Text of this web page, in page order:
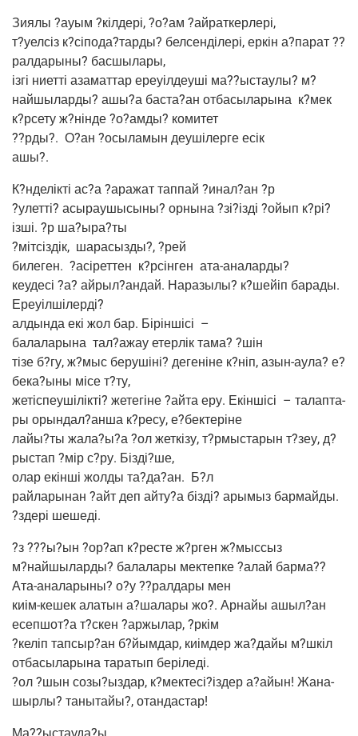
Зия­лы ?ауым ?кіл­дері, ?о?ам ?айрат­кер­лері,
т?уелсіз к?сіпода?тарды? бел­сен­ділері, еркін а?парат ??
рал­да­ры­ны? басшылары,
ізгі ниет­ті аза­мат­тар ере­уіл­де­уші ма??ыстаулы? м?
найшыларды? ашы?а баста?ан отба­сы­ла­ры­на к?мек
к?рсету ж?нінде ?о?амды? комитет
??рды?. О?ан ?осы­ла­мын деушілер­ге есік
ашы?.
К?нделікті ас?а ?ара­жат тап­пай ?инал?ан ?р
?улет­ті? асы­ра­у­шы­сы­ны? орны­на ?зі?ізді ?ойып к?рі?
ізші. ?р ша?ыра?ты
?міт­сіздік, шара­сызды?, ?рей
биле­ген. ?асірет­тен к?рсінген ата-ана­лар­ды?
кеудесі ?а? айрыл?андай. Нара­зы­лы? к?шейіп бара­ды.
Ереуілшілерді?
алдын­да екі жол бар. Бірін­шісі –
бала­ла­ры­на тал?ажау етер­лік тама? ?шін
тізе б?гу, ж?мыс беру­шіні? дегеніне к?ніп, азын-аула? е?
бека?ыны місе т?ту,
жетіс­пе­ушілік­ті? жете­гіне ?айта еру. Екін­шісі – талап­та­
ры орындал?анша к?ресу, е?бектеріне
лайы?ты жала?ы?а ?ол жет­кі­зу, т?рмыстарын т?зеу, д?
рыстап ?мір с?ру. Бізді?ше,
олар екін­ші жол­ды та?да?ан. Б?л
рай­ла­ры­нан ?айт деп айту?а бізді? ары­мыз бар­май­ды.
?здері шешеді.
?з ???ы?ын ?ор?ап к?ресте ж?рген ж?мыссыз
м?найшыларды? бала­ла­ры мек­теп­ке ?алай бар­ма??
Ата-ана­ла­ры­ны? о?у ??рал­да­ры мен
киім-кешек ала­тын а?шалары жо?. Арнайы ашыл?ан
есепшот?а т?скен ?аржы­лар, ?ркім
?келіп тапсыр?ан б?йымдар, киім­дер жа?дайы м?шкіл
отба­сы­ла­ры­на тара­тып беріледі.
?ол ?шын созы?ыздар, к?мектесі?іздер а?айын! Жана­
шыр­лы? таны­тайы?, отандастар!